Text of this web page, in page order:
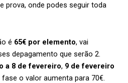
prova, onde podes seguir toda
é 65€ por elemento, vai
depagamento que serão 2.
a 8 de fevereiro, 9 de fevereiro
o valor aumenta para 70€.